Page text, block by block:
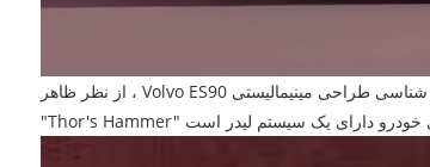
از نظر ظاهر ، Volvo ES90 زیبایی شناسی طراحی مینیمالیستی Nordic را ادامه می دهد و طراحی مشبک را از بین می برد اما هنوز هم عناصر طراحی آرم کلاسیک ولوو را حفظ می کند. چراغهای در حال اجرا نمادین